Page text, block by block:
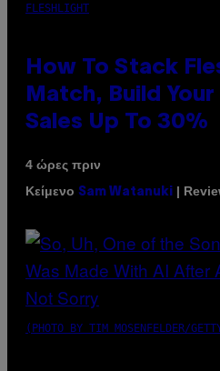
FLESHLIGHT
How To Stack
Match, Build
Sales Up To 30%
4 ώρες πριν
Κείμενο Sam Watanuki |
(PHOTO BY TIM MOSENFELDER/